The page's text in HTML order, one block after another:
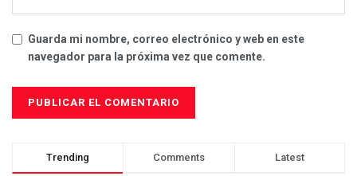
Guarda mi nombre, correo electrónico y web en este
navegador para la próxima vez que comente.
Trending Comments Latest